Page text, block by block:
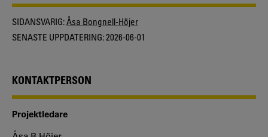
SIDANSVARIG:Åsa Bongnell-Höjer
SENASTE UPPDATERING:2026-06-01
KONTAKTPERSON
Projektledare